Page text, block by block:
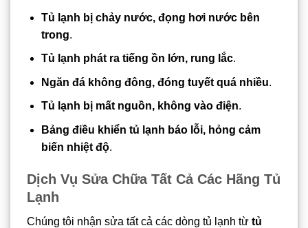
Tủ lạnh bị chảy nước, đọng hơi nước bên
trong.
Tủ lạnh phát ra tiếng ồn lớn, rung lắc.
Ngăn đá không đông, đóng tuyết quá nhiều.
Tủ lạnh bị mất nguồn, không vào điện.
Bảng điều khiển tủ lạnh báo lỗi, hỏng cảm
biến nhiệt độ.
Dịch Vụ Sửa Chữa Tất Cả Các Hãng Tủ
Lạnh
Chúng tôi nhận sửa tất cả các dòng tủ lạnh từ tủ